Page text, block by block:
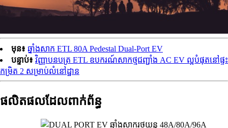
មុន៖ ឆ្នាំងសាក ETL 80A Pedestal Dual-Port EV
បន្ទាប់៖ វិញ្ញាបនបត្រ ETL ឧបករណ៍សាកថ្មជញ្ជាំង AC EV ល្អបំផុតនៅផ្ទះ
កម្រិត 2 សម្រាប់លំនៅដ្ឋាន
ផលិតផលដែលពាក់ព័ន្ធ